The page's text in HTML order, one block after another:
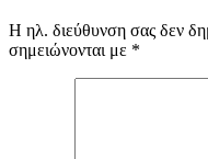
Η ηλ. διεύθυνση σας δεν
σημειώνονται με *